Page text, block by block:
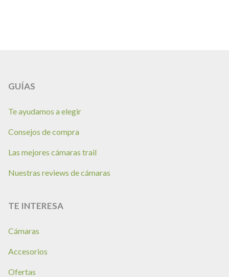
GUÍAS
Te ayudamos a elegir
Consejos de compra
Las mejores cámaras trail
Nuestras reviews de cámaras
TE INTERESA
Cámaras
Accesorios
Ofertas